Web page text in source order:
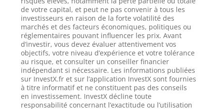
de votre capital, et peut ne pas convenir à tous les
investisseurs en raison de la forte volatilité des
marchés et des facteurs économiques, politiques ou
réglementaires pouvant influencer les prix. Avant
d’investir, vous devez évaluer attentivement vos
objectifs, votre niveau d’expérience et votre tolérance
au risque, et consulter un conseiller financier
indépendant si nécessaire. Les informations publiées
sur InvestX.fr et sur l’application InvestX sont fournies
à titre informatif et ne constituent pas des conseils
en investissement. InvestX décline toute
responsabilité concernant l’exactitude ou l’utilisation